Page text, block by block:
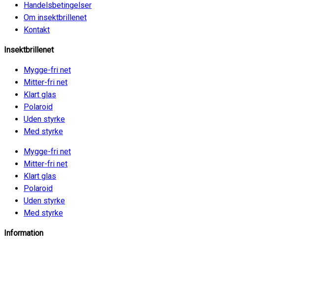
Handelsbetingelser
Om insektbrillenet
Kontakt
Insektbrillenet
Mygge-fri net
Mitter-fri net
Klart glas
Polaroid
Uden styrke
Med styrke
Mygge-fri net
Mitter-fri net
Klart glas
Polaroid
Uden styrke
Med styrke
Information